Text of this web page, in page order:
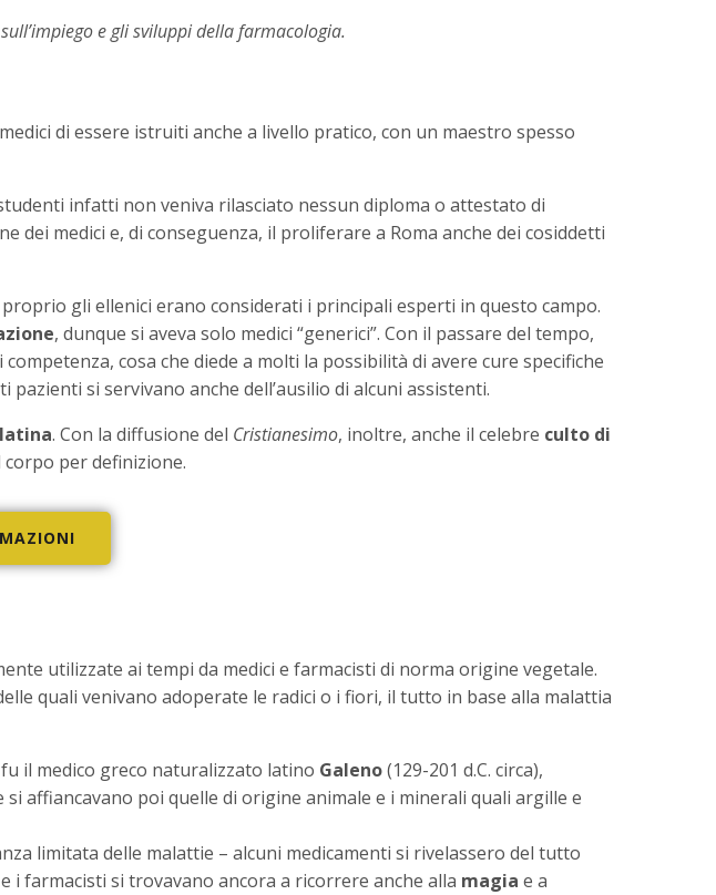
e gli sviluppi della farmacologia.
di essere istruiti anche a livello pratico, con un maestro spesso
infatti non veniva rilasciato nessun diploma o attestato di
medici e, di conseguenza, il proliferare a Roma anche dei cosiddetti
gli ellenici erano considerati i principali esperti in questo campo.
, dunque si aveva solo medici “generici”. Con il passare del tempo,
cosa che diede a molti la possibilità di avere cure specifiche
si servivano anche dell’ausilio di alcuni assistenti.
. Con la diffusione del Cristianesimo, inoltre, anche il celebre culto di
corpo per definizione.
utilizzate ai tempi da medici e farmacisti di norma origine vegetale.
quali venivano adoperate le radici o i fiori, il tutto in base alla malattia
il medico greco naturalizzato latino Galeno(129-201 d.C. circa),
si affiancavano poi quelle di origine animale e i minerali quali argille e
limitata delle malattie – alcuni medicamenti si rivelassero del tutto
i farmacisti si trovavano ancora a ricorrere anche alla magia e a